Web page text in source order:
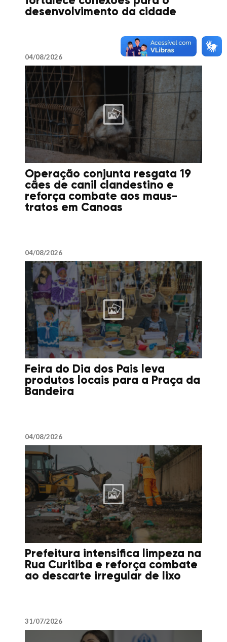
desenvolvimento da cidade
04/08/2026
Operação conjunta resgata 19
cães de canil clandestino e
reforça combate aos maus-
tratos em Canoas
04/08/2026
Feira do Dia dos Pais leva
produtos locais para a Praça da
Bandeira
04/08/2026
Prefeitura intensifica limpeza na
Rua Curitiba e reforça combate
ao descarte irregular de lixo
31/07/2026